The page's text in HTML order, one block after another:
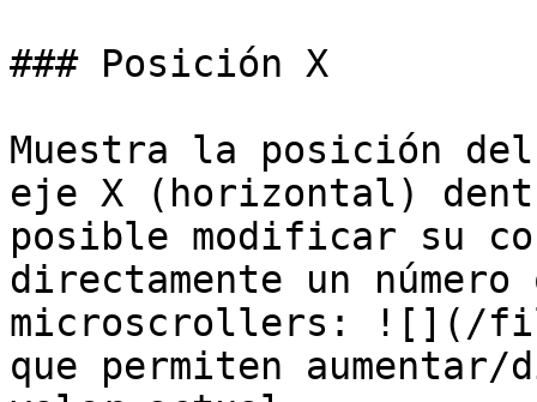
### Posición X
Muestra la posición
eje X (horizontal)
posible modificar su
directamente un
microscrollers: ![](/
que permiten